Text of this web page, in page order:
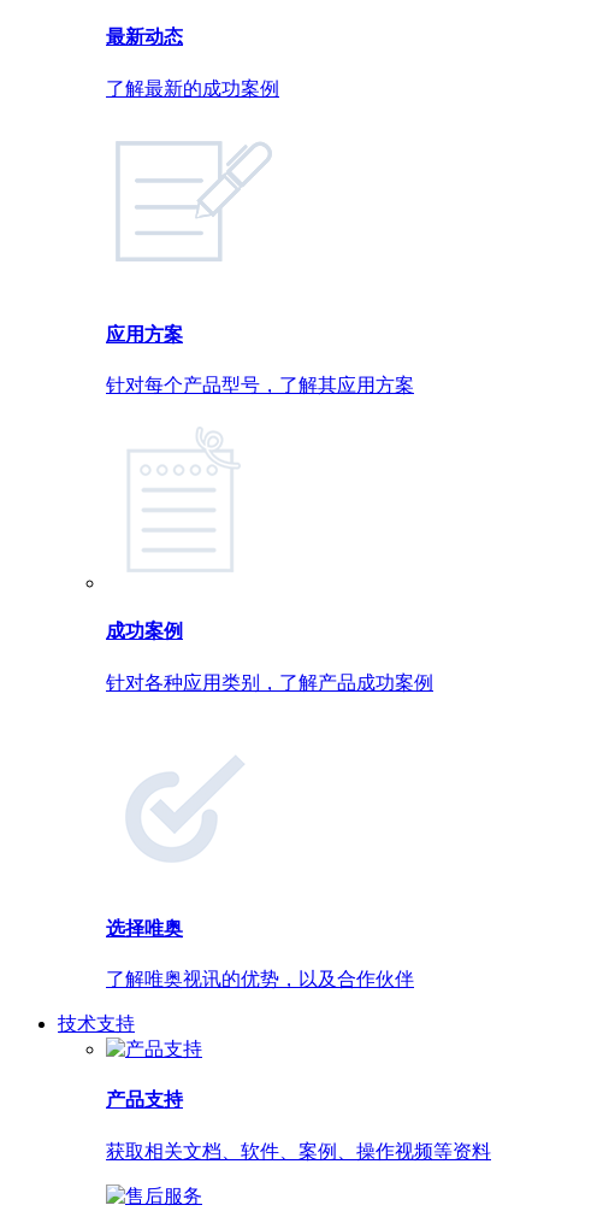
最新动态
了解最新的成功案例
应用方案
针对每个产品型号，了解其应用方案
成功案例
针对各种应用类别，了解产品成功案例
选择唯奥
了解唯奥视讯的优势，以及合作伙伴
技术支持
产品支持
获取相关文档、软件、案例、操作视频等资料